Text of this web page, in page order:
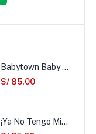
Babytown Baby Record Book
S/ 85.00
¡Ya No Tengo Miedo!